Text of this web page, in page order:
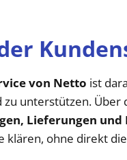
von Netto ist
zu unterstützen.
Lieferungen und
klären, ohne direkt